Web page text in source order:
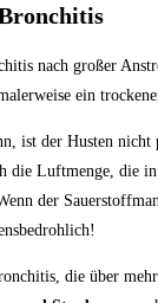
nach großer
ein
ist der Husten
die Luftmenge, die
der
die über